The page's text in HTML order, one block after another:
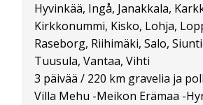
Hyvinkää, Ingå, Janakkala,
Kirkkonummi, Kisko, Lohja,
Raseborg, Riihimäki, Salo,
Tuusula, Vantaa, Vihti
3 päivää / 220 km gravelia ja
Villa Mehu -Meikon Erämaa -